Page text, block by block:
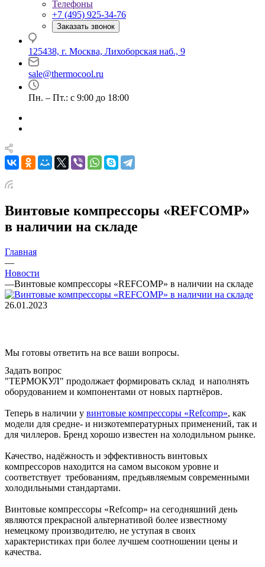
Телефоны
+7 (495) 925-34-76
Заказать звонок
125438, г. Москва, Лихоборская наб., 9
sale@thermocool.ru
Пн. – Пт.: с 9:00 до 18:00
Винтовые компрессоры «REFCOMP»
в наличии на складе
Главная
—
Новости
—Винтовые компрессоры «REFCOMP» в наличии на складе
26.01.2023
Мы готовы ответить на все ваши вопросы.
Задать вопрос
"ТЕРМОКУЛ" продолжает формировать склад и наполнять
оборудованием и компонентами от новых партнёров.
Теперь в наличии у винтовые компрессоры «Refcomp», как
модели для средне- и низкотемпературных применений, так и
для чиллеров. Бренд хорошо известен на холодильном рынке.
Качество, надёжность и эффективность винтовых
компрессоров находится на самом высоком уровне и
соответствует требованиям, предъявляемым современными
холодильными стандартами.
Винтовые компрессоры «Refcomp» на сегодняшний день
являются прекрасной альтернативой более известному
немецкому производителю, не уступая в своих
характеристиках при более лучшем соотношении цены и
качества.